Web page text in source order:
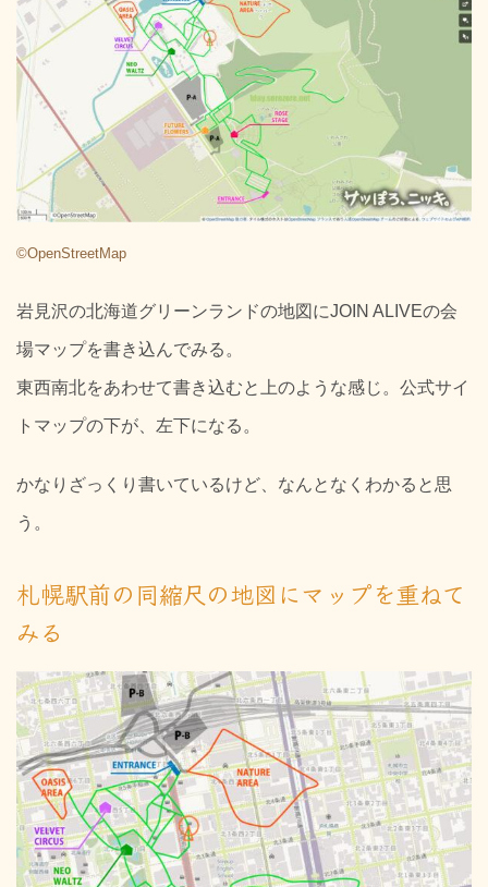
©OpenStreetMap
岩見沢の北海道グリーンランドの地図にJOIN ALIVEの会
場マップを書き込んでみる。
東西南北をあわせて書き込むと上のような感じ。公式サイ
トマップの下が、左下になる。
かなりざっくり書いているけど、なんとなくわかると思
う。
札幌駅前の同縮尺の地図にマップを重ねて
みる